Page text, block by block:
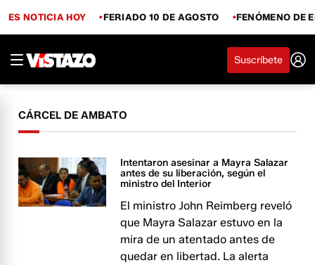
ES NOTICIA HOY FERIADO 10 DE AGOSTO FENÓMENO DE
Suscríbete
CÁRCEL DE AMBATO
Intentaron asesinar a Mayra Salazar
antes de su liberación, según el
ministro del Interior
El ministro John Reimberg reveló
que Mayra Salazar estuvo en la
mira de un atentado antes de
quedar en libertad. La alerta